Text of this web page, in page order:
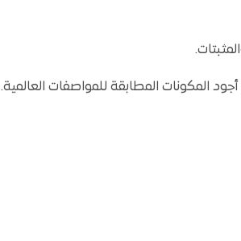
المكونات المطابقة للمواصفات العالمية.